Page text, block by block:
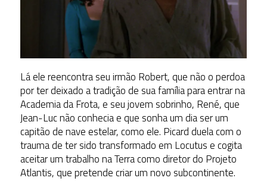
Lá ele reencontra seu irmão Robert, que não o perdoa
por ter deixado a tradição de sua família para entrar na
Academia da Frota, e seu jovem sobrinho, René, que
Jean-Luc não conhecia e que sonha um dia ser um
capitão de nave estelar, como ele. Picard duela com o
trauma de ter sido transformado em Locutus e cogita
aceitar um trabalho na Terra como diretor do Projeto
Atlantis, que pretende criar um novo subcontinente.